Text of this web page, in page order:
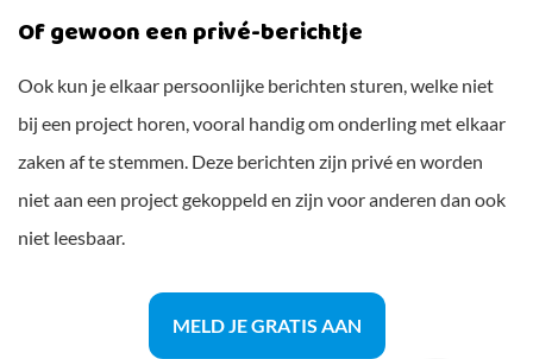
Of gewoon een privé-berichtje
Ook kun je elkaar persoonlijke berichten sturen, welke niet
bij een project horen, vooral handig om onderling met elkaar
zaken af te stemmen. Deze berichten zijn privé en worden
niet aan een project gekoppeld en zijn voor anderen dan ook
niet leesbaar.
MELD JE GRATIS AAN